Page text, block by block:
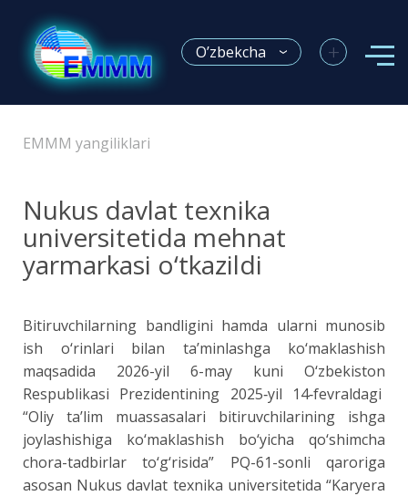
O’zbekcha +
EMMM yangiliklari
Nukus davlat texnika
universitetida mehnat
yarmarkasi o‘tkazildi
Bitiruvchilarning bandligini hamda ularni munosib
ish o‘rinlari bilan ta’minlashga ko‘maklashish
maqsadida 2026-yil 6-may kuni O‘zbekiston
Respublikasi Prezidentining 2025‑yil 14‑fevraldagi
“Oliy ta’lim muassasalari bitiruvchilarining ishga
joylashishiga ko‘maklashish bo‘yicha qo‘shimcha
chora-tadbirlar to‘g‘risida” PQ-61-sonli qaroriga
asosan Nukus davlat texnika universitetida “Karyera